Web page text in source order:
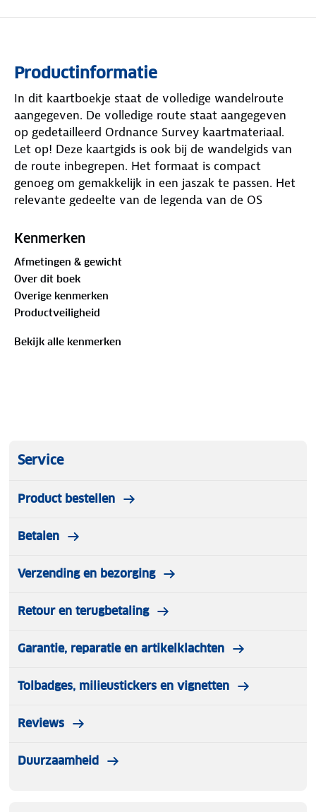
Productinformatie
In dit kaartboekje staat de volledige wandelroute
aangegeven. De volledige route staat aangegeven
op gedetailleerd Ordnance Survey kaartmateriaal.
Let op! Deze kaartgids is ook bij de wandelgids van
de route inbegrepen. Het formaat is compact
genoeg om gemakkelijk in een jaszak te passen. Het
relevante gedeelte van de legenda van de OS
(1 cm = 250 m). All the mapping you need to walk
Bowness-on-Solway in Cumbria to Wallsend,
Newcastle. This booklet of Ordnance Survey
1:25,000 Explorer maps has been designed for
convenient use on the trail. It shows the full and
up-to-date line of the Hadrian's Wall Path, along
Kenmerken
Afmetingen & gewicht
Over dit boek
Overige kenmerken
Productveiligheid
Bekijk alle kenmerken
Service
Product bestellen
Betalen
Verzending en bezorging
Retour en terugbetaling
Garantie, reparatie en artikelklachten
Tolbadges, milieustickers en vignetten
Reviews
Duurzaamheid